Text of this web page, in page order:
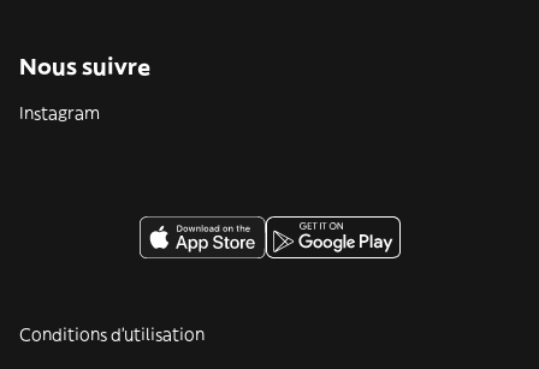
Nous suivre
Instagram
Conditions d'utilisation